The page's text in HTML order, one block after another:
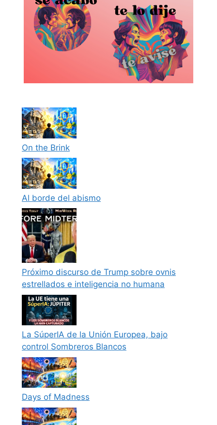
On the Brink
Al borde del abismo
Próximo discurso de Trump sobre ovnis
estrellados e inteligencia no humana
La SúperIA de la Unión Europea, bajo
control Sombreros Blancos
Days of Madness